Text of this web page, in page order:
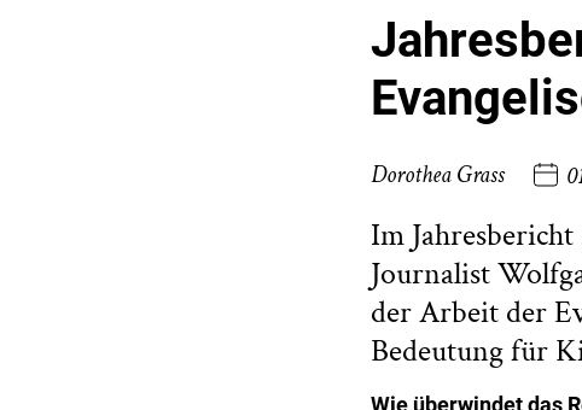
Dorothea Grass
Im
Journalist
der Arbeit der
Bedeutung für
Wie überwindet das